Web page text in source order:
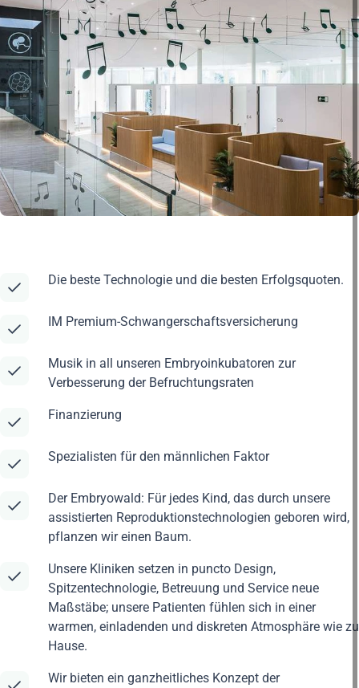
Die beste Technologie und die besten Erfolgsquoten.
IM Premium-Schwangerschaftsversicherung
Musik in all unseren Embryoinkubatoren zur
Verbesserung der Befruchtungsraten
Finanzierung
Spezialisten für den männlichen Faktor
Der Embryowald: Für jedes Kind, das durch unsere
assistierten Reproduktionstechnologien geboren wird,
pflanzen wir einen Baum.
Unsere Kliniken setzen in puncto Design,
Spitzentechnologie, Betreuung und Service neue
Maßstäbe; unsere Patienten fühlen sich in einer
warmen, einladenden und diskreten Atmosphäre wie zu
Hause.
Wir bieten ein ganzheitliches Konzept der